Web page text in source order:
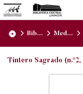
Bib... Med...
Tintero Sagrado (n.º2,